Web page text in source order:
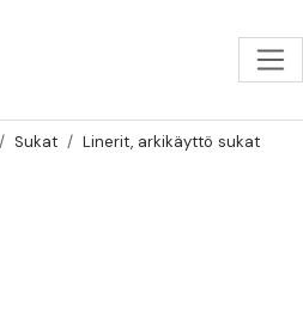
Sukat
Linerit, arkikäyttö sukat